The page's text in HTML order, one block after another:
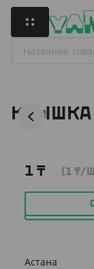
КРЫШКА
1 ₸ (1 ₸/
Астана